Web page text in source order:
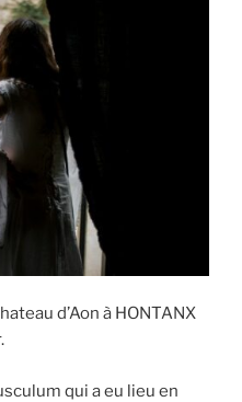
d’Aon à HONTANX
qui a eu lieu en